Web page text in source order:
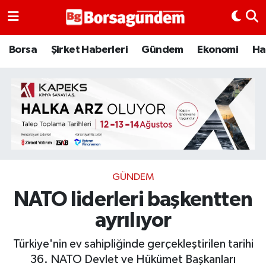
Borsa Şirket Haberleri Gündem Ekonomi
GÜNDEM
NATO liderleri başkentten
ayrılıyor
Türkiye'nin ev sahipliğinde gerçekleştirilen tarihi
36. NATO Devlet ve Hükümet Başkanları
Borsa
Emtia
Galeri
Bitcoin
Şirket Haberleri
Borsa Gundem